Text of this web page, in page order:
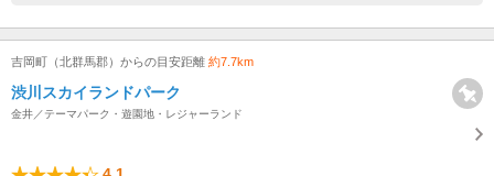
吉岡町（北群馬郡）からの目安距離 約7.7km
渋川スカイランドパーク
金井／テーマパーク・遊園地・レジャーランド